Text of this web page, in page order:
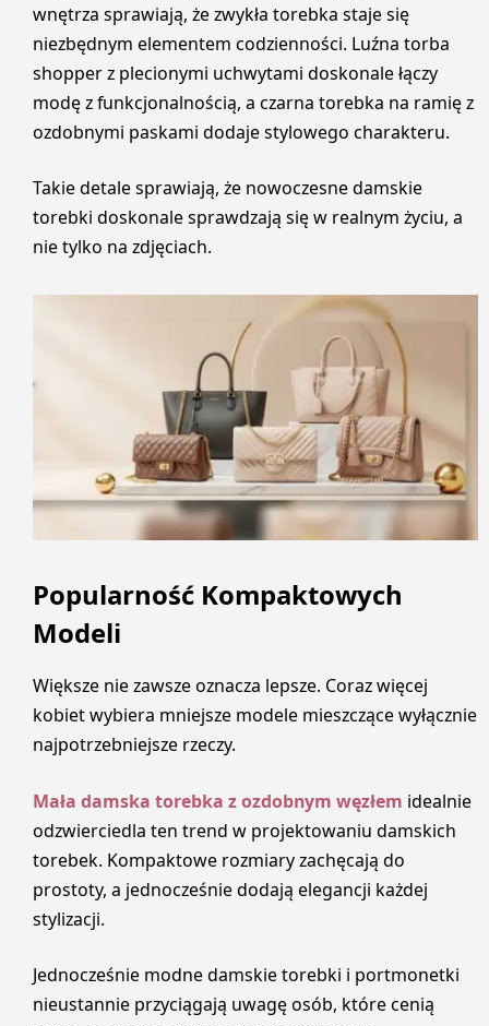
wnętrza sprawiają, że zwykła torebka staje się
niezbędnym elementem codzienności. Luźna torba
shopper z plecionymi uchwytami doskonale łączy
modę z funkcjonalnością, a czarna torebka na ramię z
ozdobnymi paskami dodaje stylowego charakteru.
Takie detale sprawiają, że nowoczesne damskie
torebki doskonale sprawdzają się w realnym życiu, a
nie tylko na zdjęciach.
Popularność Kompaktowych
Modeli
Większe nie zawsze oznacza lepsze. Coraz więcej
kobiet wybiera mniejsze modele mieszczące wyłącznie
najpotrzebniejsze rzeczy.
Mała damska torebka z ozdobnym węzłem idealnie
odzwierciedla ten trend w projektowaniu damskich
torebek. Kompaktowe rozmiary zachęcają do
prostoty, a jednocześnie dodają elegancji każdej
stylizacji.
Jednocześnie modne damskie torebki i portmonetki
nieustannie przyciągają uwagę osób, które cenią